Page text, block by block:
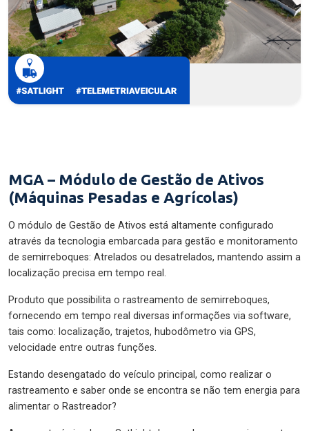
MGA – Módulo de Gestão de Ativos
(Máquinas Pesadas e Agrícolas)
O módulo de Gestão de Ativos está altamente configurado
através da tecnologia embarcada para gestão e monitoramento
de semirreboques: Atrelados ou desatrelados, mantendo assim a
localização precisa em tempo real.
Produto que possibilita o rastreamento de semirreboques,
fornecendo em tempo real diversas informações via software,
tais como: localização, trajetos, hubodômetro via GPS,
velocidade entre outras funções.
Estando desengatado do veículo principal, como realizar o
rastreamento e saber onde se encontra se não tem energia para
alimentar o Rastreador?